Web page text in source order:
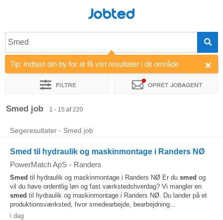
Jobted
Smed
Tip: Indtast din by for at få vist resultater i dit område
Filtre Opret jobagent
Sorter efter Virksomhed
Smed job 1 - 15 af 220
Søgeresultater - Smed job
Smed til hydraulik og maskinmontage i Randers NØ
PowerMatch ApS - Randers
Smed til hydraulik og maskinmontage i Randers NØ Er du smed og
vil du have ordentlig løn og fast værkstedshverdag? Vi mangler en
smed til hydraulik og maskinmontage i Randers NØ. Du lander på et
produktionsværksted, hvor smedearbejde, bearbejdning...
i dag